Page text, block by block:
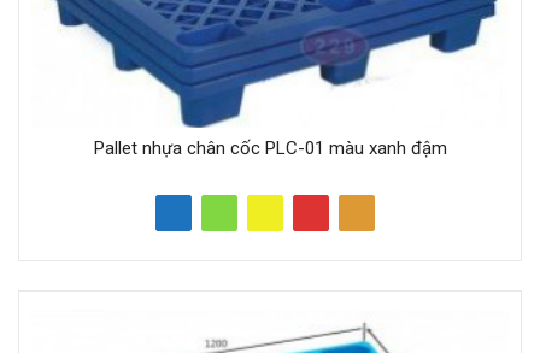
Pallet nhựa chân cốc PLC-01 màu xanh đậm